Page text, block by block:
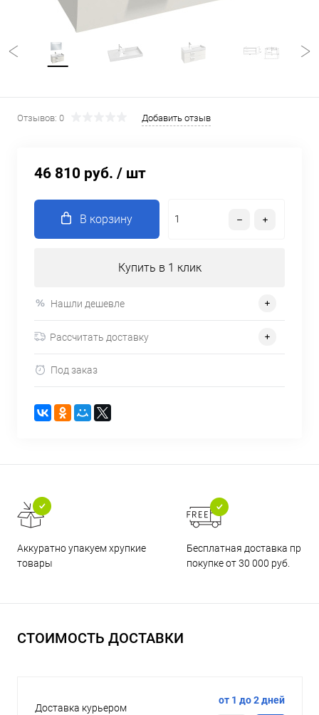
Отзывов: 0 Добавить отзыв
46 810 руб. / шт
В корзину
Купить в 1 клик
Нашли дешевле
Рассчитать доставку
Под заказ
Аккуратно упакуем хрупкие
товары
Бесплатная доставка при
покупке от 30 000 руб.
СТОИМОСТЬ ДОСТАВКИ
Доставка курьером
от 1 до 2 дней